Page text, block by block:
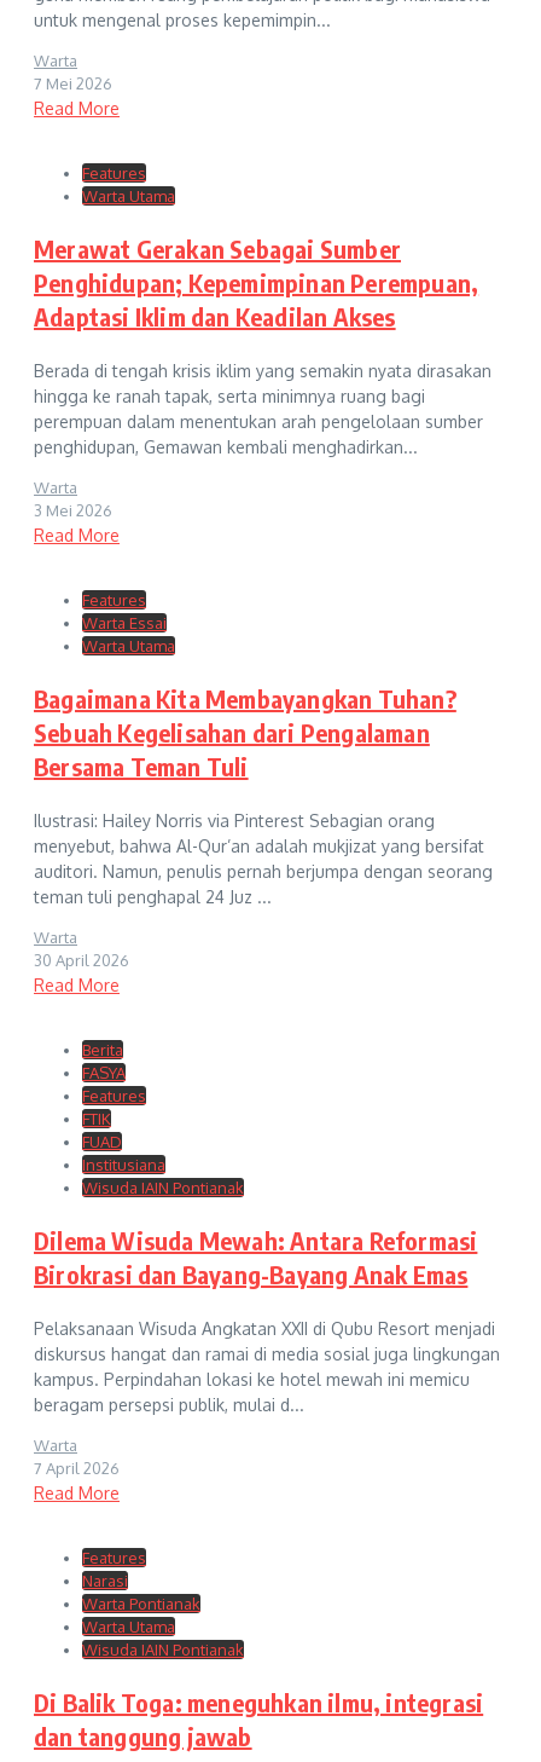
untuk mengenal proses kepemimpin...
Warta
7 Mei 2026
Read More
Features
Warta Utama
Merawat Gerakan Sebagai Sumber
Penghidupan; Kepemimpinan Perempuan,
Adaptasi Iklim dan Keadilan Akses
Berada di tengah krisis iklim yang semakin nyata dirasakan
hingga ke ranah tapak, serta minimnya ruang bagi
perempuan dalam menentukan arah pengelolaan sumber
penghidupan, Gemawan kembali menghadirkan...
Warta
3 Mei 2026
Read More
Features
Warta Essai
Warta Utama
Bagaimana Kita Membayangkan Tuhan?
Sebuah Kegelisahan dari Pengalaman
Bersama Teman Tuli
Ilustrasi: Hailey Norris via Pinterest Sebagian orang
menyebut, bahwa Al-Qur’an adalah mukjizat yang bersifat
auditori. Namun, penulis pernah berjumpa dengan seorang
teman tuli penghapal 24 Juz ...
Warta
30 April 2026
Read More
Berita
FASYA
Features
FTIK
FUAD
Institusiana
Wisuda IAIN Pontianak
Dilema Wisuda Mewah: Antara Reformasi
Birokrasi dan Bayang-Bayang Anak Emas
Pelaksanaan Wisuda Angkatan XXII di Qubu Resort menjadi
diskursus hangat dan ramai di media sosial juga lingkungan
kampus. Perpindahan lokasi ke hotel mewah ini memicu
beragam persepsi publik, mulai d...
Warta
7 April 2026
Read More
Features
Narasi
Warta Pontianak
Warta Utama
Wisuda IAIN Pontianak
Di Balik Toga: meneguhkan ilmu, integrasi
dan tanggung jawab